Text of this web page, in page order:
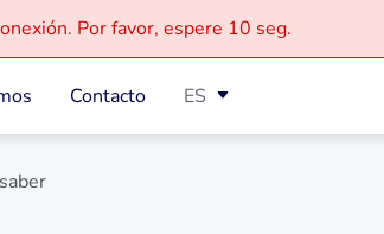
Por favor, espere 10 seg.
Contacto ES